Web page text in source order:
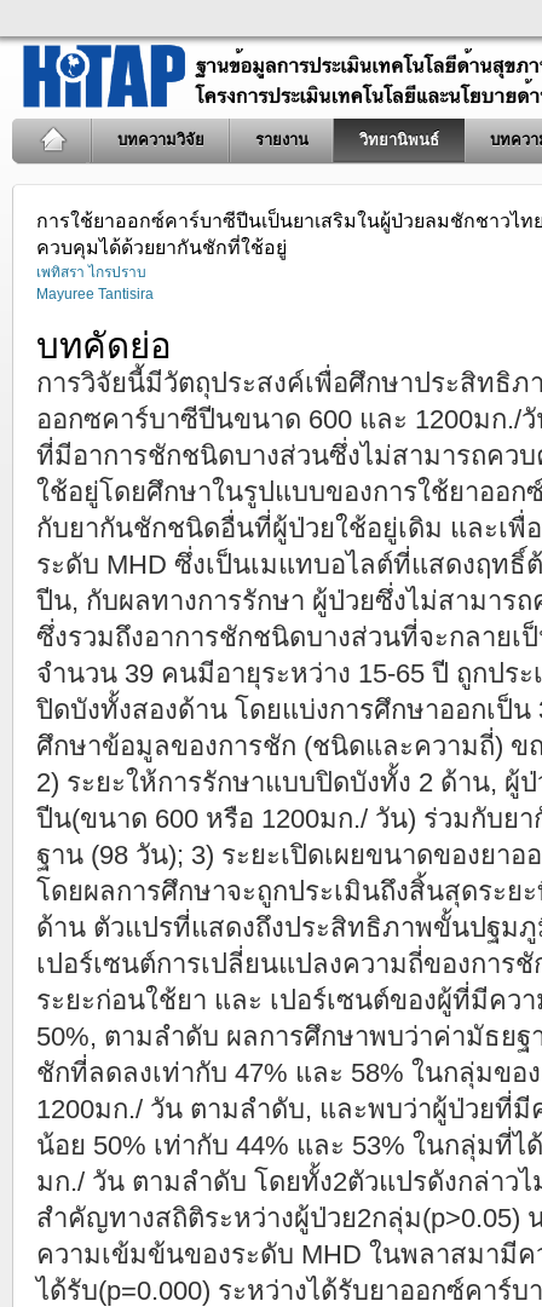
บทความวิจัย รายงาน วิทยานิพนธ์ บทควา
การใช้ยาออกซ์คาร์บาซีปีนเป็นยาเสริมในผู้ป่วยลมชักชาวไ
ควบคุมได้ด้วยยากันชักที่ใช้อยู่
เพทิสรา ไกรปราบ
Mayuree Tantisira
บทคัดย่อ
การวิจัยนี้มีวัตถุประสงค์เพื่อศึกษาประสิทธิ
ออกซคาร์บาซีปีนขนาด 600 และ 1200มก./
ที่มีอาการชักชนิดบางส่วนซึ่งไม่สามารถคว
ใช้อยู่โดยศึกษาในรูปแบบของการใช้ยาออก
กับยากันชักชนิดอื่นที่ผู้ป่วยใช้อยู่เดิม และเพื่
ระดับ MHD ซึ่งเป็นเมแทบอไลต์ที่แสดงฤท
ปีน, กับผลทางการรักษา ผู้ป่วยซึ่งไม่สามาร
ซึ่งรวมถึงอาการชักชนิดบางส่วนที่จะกลายเ
จำนวน 39 คนมีอายุระหว่าง 15-65 ปี ถูกปร
ปิดบังทั้งสองด้าน โดยแบ่งการศึกษาออกเป็น
ศึกษาข้อมูลของการชัก (ชนิดและความถี่) ข
2) ระยะให้การรักษาแบบปิดบังทั้ง 2 ด้าน, ผู้
ปีน(ขนาด 600 หรือ 1200มก./ วัน) ร่วมกับย
ฐาน (98 วัน); 3) ระยะเปิดเผยขนาดของยา
โดยผลการศึกษาจะถูกประเมินถึงสิ้นสุดระย
ด้าน ตัวแปรที่แสดงถึงประสิทธิภาพขั้นปฐม
เปอร์เซนต์การเปลี่ยนแปลงความถี่ของการ
ระยะก่อนใช้ยา และ เปอร์เซนต์ของผู้ที่มีคว
50%, ตามลำดับ ผลการศึกษาพบว่าค่ามัธยฐ
ชักที่ลดลงเท่ากับ 47% และ 58% ในกลุ่มขอ
1200มก./ วัน ตามลำดับ, และพบว่าผู้ป่วยที่มี
น้อย 50% เท่ากับ 44% และ 53% ในกลุ่มที่ไ
มก./ วัน ตามลำดับ โดยทั้ง2ตัวแปรดังกล่าว
สำคัญทางสถิติระหว่างผู้ป่วย2กลุ่ม(p>0.05)
ความเข้มข้นของระดับ MHD ในพลาสมามี
ได้รับ(p=0.000) ระหว่างได้รับยาออกซ์คาร์